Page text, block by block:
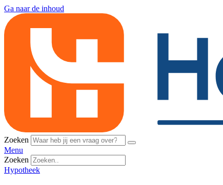
Ga naar de inhoud
Zoeken
Menu
Zoeken
Hypotheek